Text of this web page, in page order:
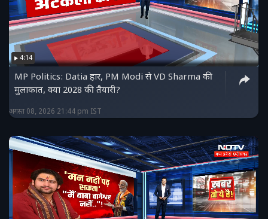
4:14
MP Politics: Datia हार, PM Modi से VD Sharma की
मुलाकात, क्या 2028 की तैयारी?
अगस्त 08, 2026 21:44 pm IST